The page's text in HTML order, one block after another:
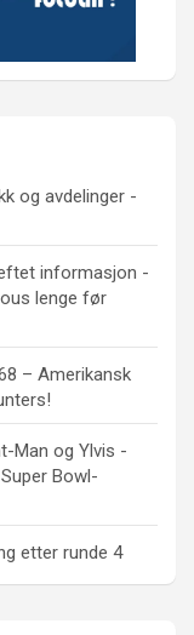
og avdelinger -
informasjon -
lenge før
– Amerikansk
Man og Ylvis -
Bowl-
etter runde 4